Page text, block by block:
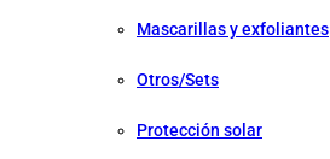
Mascarillas y exfoliantes
Otros/Sets
Protección solar